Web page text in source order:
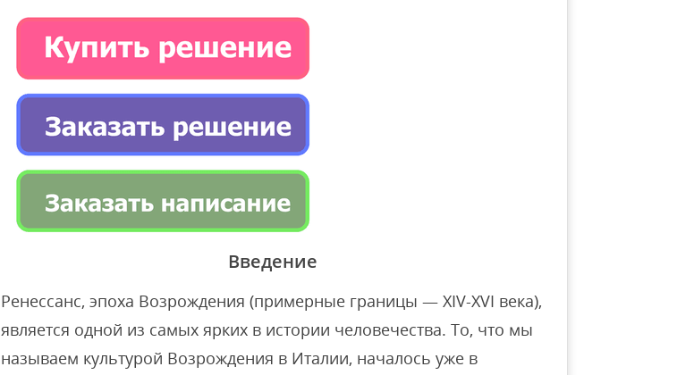
Введение
Ренессанс, эпоха Возрождения (примерные границы — XIV-XVI века),
является одной из самых ярких в истории человечества. То, что мы
называем культурой Возрождения в Италии, началось уже в